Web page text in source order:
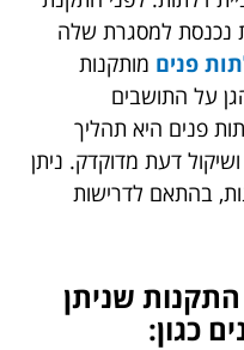
נכנסת למסגרת שלה
פנים מותקנות
על התושבים
פנים היא תהליך
דעת מדוקדק. ניתן
בהתאם לדרישות
שניתן
כגון: